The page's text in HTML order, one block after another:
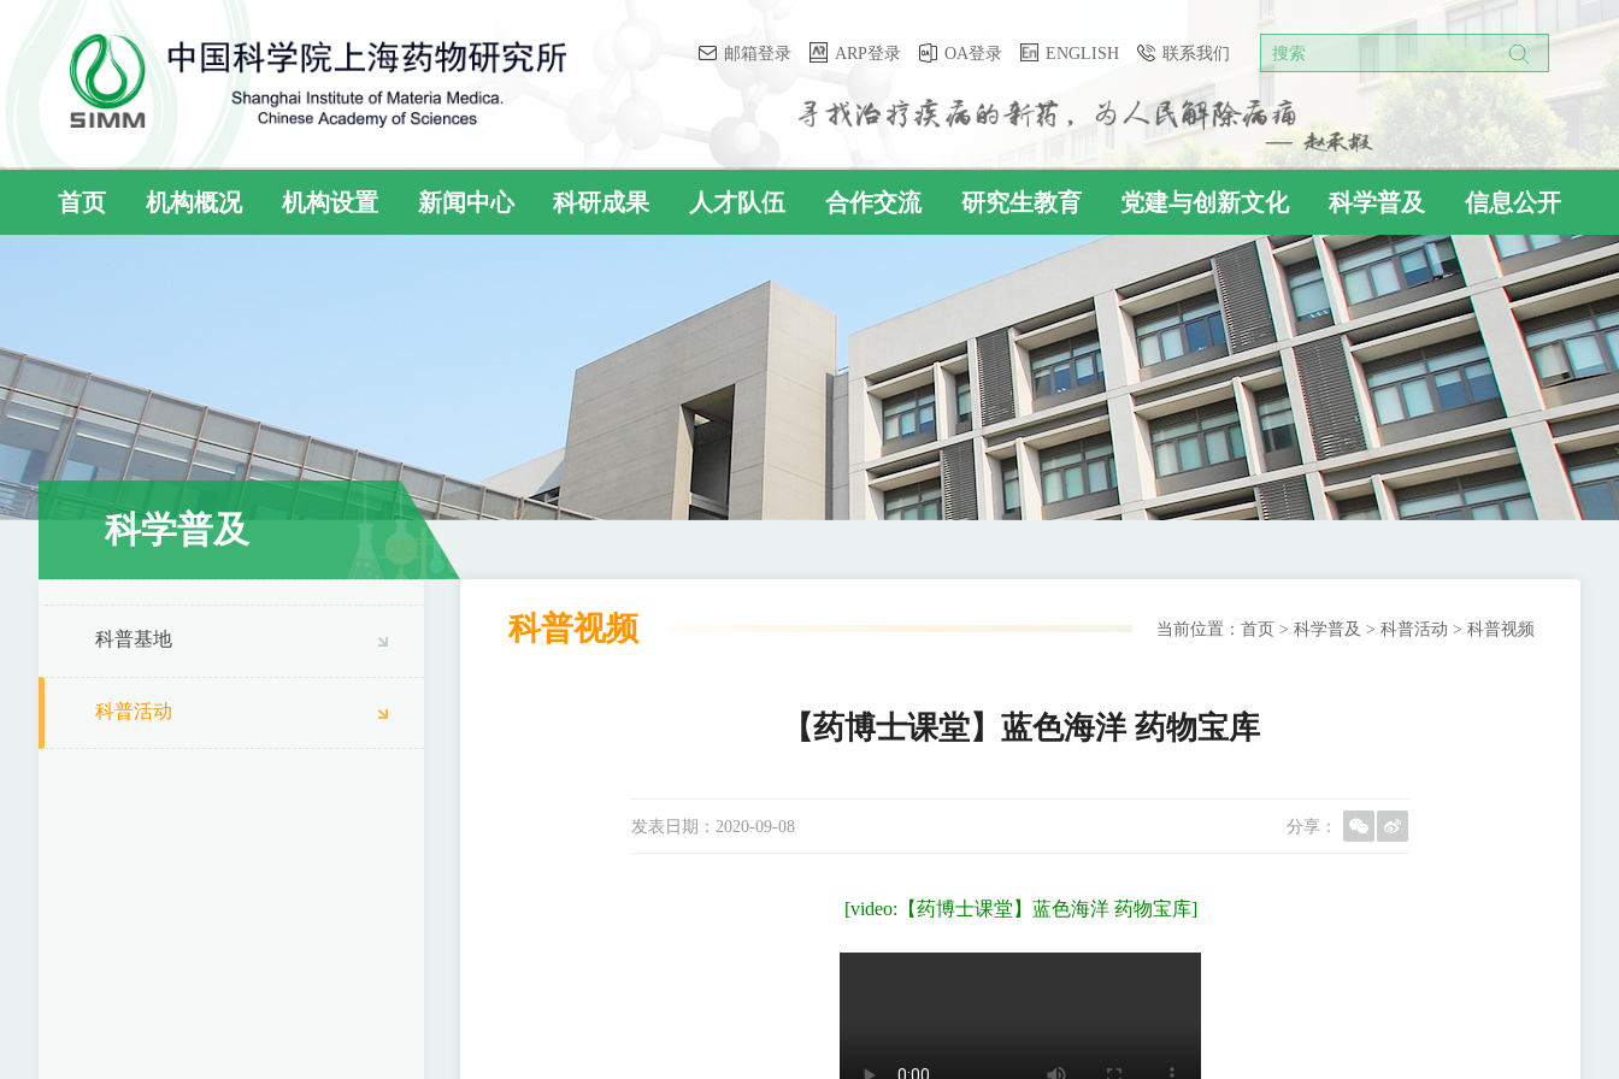
邮箱登录 ARP登录 OA登录 ENGLISH 联系我们 搜索
首页 机构概况 机构设置 新闻中心 科研成果 人才队伍 合作交流 研究生教育 党建与创新文化 科学普及 信息公开
科学普及
科普基地
科普活动
科普视频 当前位置： 首页 > 科学普及 > 科普活动 > 科普视频
【药博士课堂】蓝色海洋 药物宝库
发表日期： 2020-09-08 分享：
[video:【药博士课堂】蓝色海洋 药物宝库]